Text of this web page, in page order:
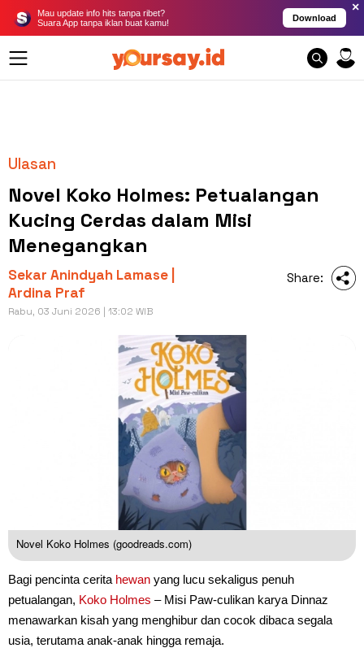
Mau update info hits tanpa ribet?
Suara App tanpa iklan buat kamu!
Download
×
Ulasan
Novel Koko Holmes: Petualangan
Kucing Cerdas dalam Misi
Menegangkan
Sekar Anindyah Lamase |
Ardina Praf
Rabu, 03 Juni 2026 | 13:02 WIB
Share:
Novel Koko Holmes (goodreads.com)
Bagi pencinta cerita hewan yang lucu sekaligus penuh
petualangan, Koko Holmes – Misi Paw-culikan karya Dinnaz
menawarkan kisah yang menghibur dan cocok dibaca segala
usia, terutama anak-anak hingga remaja.